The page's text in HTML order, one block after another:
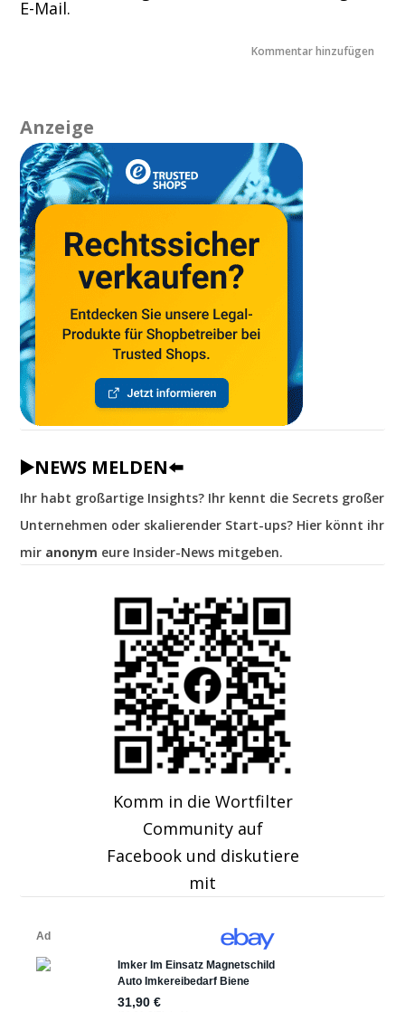
E-Mail.
Anzeige
▶️NEWS MELDEN⬅️
Ihr habt großartige Insights? Ihr kennt die Secrets großer
Unternehmen oder skalierender Start-ups? Hier könnt ihr
mir anonym eure Insider-News mitgeben.
Komm in die Wortfilter
Community auf
Facebook und diskutiere
mit